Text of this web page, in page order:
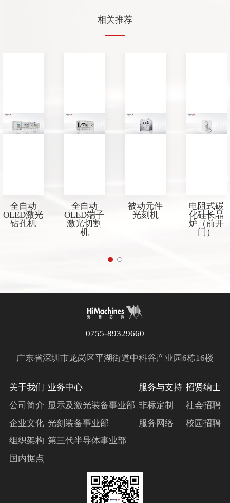
相关推荐
全自动
OLED激光
钻孔机
全自动
OLED端子
激光切割
机
被动元件
光刻机
电阻式碳
化硅长晶
炉（前开
门）
0755-89329660
广东省深圳市龙岗区平湖街道中科谷产业园6栋16楼
关于我们
公司简介
企业文化
组织架构
国内据点
业务中心
显示及激光装备事业部
光刻装备事业部
第三代半导体事业部
服务与支持
非标定制
服务网络
招贤纳士
社会招聘
校园招聘